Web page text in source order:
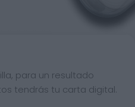
para un resultado
tendrás tu carta digital.